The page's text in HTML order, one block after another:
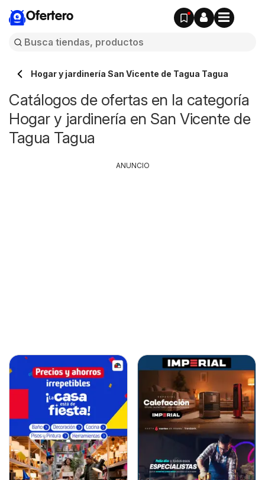
Ofertero
Hogar y jardinería San Vicente de Tagua Tagua
Catálogos de ofertas en la categoría
Hogar y jardinería en San Vicente de
Tagua Tagua
ANUNCIO